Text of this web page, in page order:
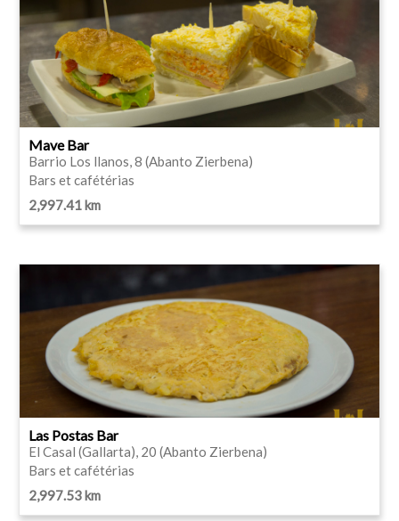
Mave Bar
Barrio Los llanos, 8 (Abanto Zierbena)
Bars et cafétérias
2,997.41 km
Las Postas Bar
El Casal (Gallarta), 20 (Abanto Zierbena)
Bars et cafétérias
2,997.53 km